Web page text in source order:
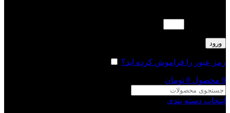
ورود
رمز عبور را فراموش کرده اید؟
0 محصول 0 تومان
انتخاب دسته بندی